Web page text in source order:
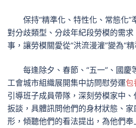
保持“精準化、特性化、常態化
對分歧類型、分歧年紀段勞模的需
事，讓勞模關愛從“洪流漫灌”變為“精
每逢除夕、春節、“五一”、國慶
工會城市組織展開集中訪問慰勞運包
引導班子成員帶隊，深刻勞模家中
扳談，具體訊問他們的身材狀態、
形，傾聽他們的看法提出，為他們